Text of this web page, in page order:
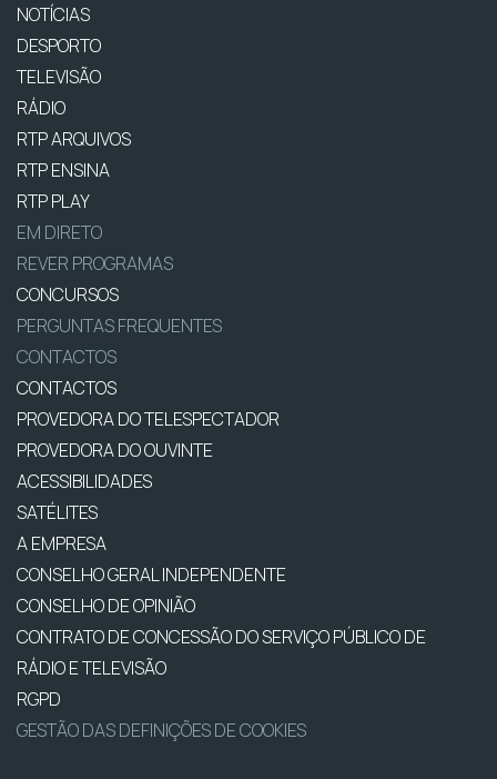
NOTÍCIAS
DESPORTO
TELEVISÃO
RÁDIO
RTP ARQUIVOS
RTP ENSINA
RTP PLAY
EM DIRETO
REVER PROGRAMAS
CONCURSOS
PERGUNTAS FREQUENTES
CONTACTOS
CONTACTOS
PROVEDORA DO TELESPECTADOR
PROVEDORA DO OUVINTE
ACESSIBILIDADES
SATÉLITES
A EMPRESA
CONSELHO GERAL INDEPENDENTE
CONSELHO DE OPINIÃO
CONTRATO DE CONCESSÃO DO SERVIÇO PÚBLICO DE
RÁDIO E TELEVISÃO
RGPD
GESTÃO DAS DEFINIÇÕES DE COOKIES